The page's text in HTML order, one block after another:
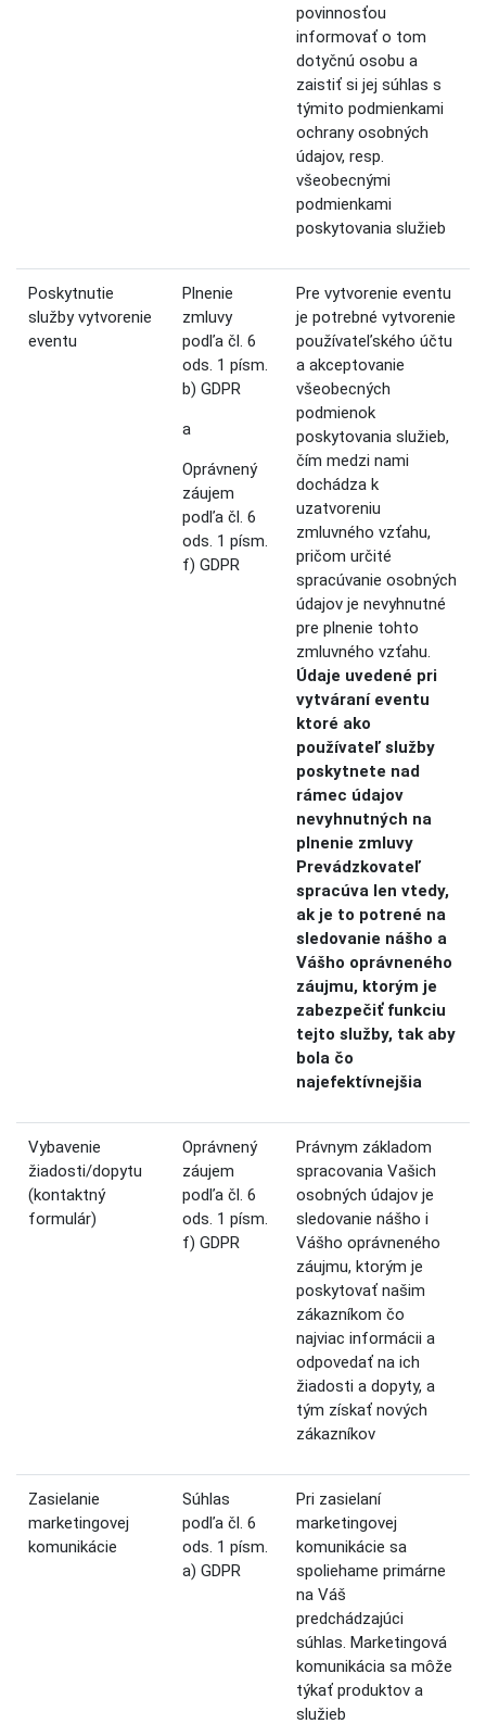
povinnosťou
informovať o tom
dotyčnú osobu a
zaistiť si jej súhlas s
týmito podmienkami
ochrany osobných
údajov, resp.
všeobecnými
podmienkami
poskytovania služieb
Poskytnutie
služby vytvorenie
eventu
Plnenie
zmluvy
podľa čl. 6
ods. 1 písm.
b) GDPR
a
Oprávnený
záujem
podľa čl. 6
ods. 1 písm.
f) GDPR
Pre vytvorenie eventu
je potrebné vytvorenie
používateľského účtu
a akceptovanie
všeobecných
podmienok
poskytovania služieb,
čím medzi nami
dochádza k
uzatvoreniu
zmluvného vzťahu,
pričom určité
spracúvanie osobných
údajov je nevyhnutné
pre plnenie tohto
zmluvného vzťahu.
Údaje uvedené pri
vytváraní eventu
ktoré ako
používateľ služby
poskytnete nad
rámec údajov
nevyhnutných na
plnenie zmluvy
Prevádzkovateľ
spracúva len vtedy,
ak je to potrené na
sledovanie nášho a
Vášho oprávneného
záujmu, ktorým je
zabezpečiť funkciu
tejto služby, tak aby
bola čo
najefektívnejšia
Vybavenie
žiadosti/dopytu
(kontaktný
formulár)
Oprávnený
záujem
podľa čl. 6
ods. 1 písm.
f) GDPR
Právnym základom
spracovania Vašich
osobných údajov je
sledovanie nášho i
Vášho oprávneného
záujmu, ktorým je
poskytovať našim
zákazníkom čo
najviac informácii a
odpovedať na ich
žiadosti a dopyty, a
tým získať nových
zákazníkov
Zasielanie
marketingovej
komunikácie
Súhlas
podľa čl. 6
ods. 1 písm.
a) GDPR
Pri zasielaní
marketingovej
komunikácie sa
spoliehame primárne
na Váš
predchádzajúci
súhlas. Marketingová
komunikácia sa môže
týkať produktov a
služieb